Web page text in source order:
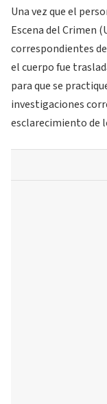
Una vez que el
Escena del Crimen
correspondientes
el cuerpo fue
para que se
investigaciones
esclarecimiento de